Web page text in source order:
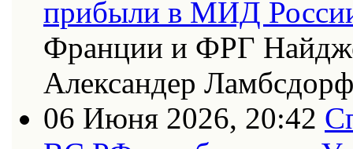
Франции и ФРГ
Александер
06 Июня 2026, 20:42